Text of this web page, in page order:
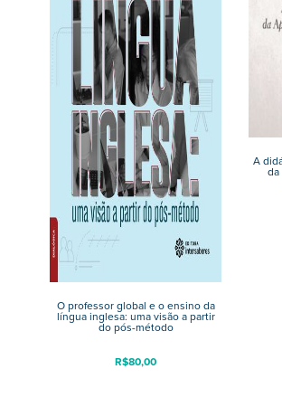
O professor global e o ensino da
língua inglesa: uma visão a partir
do pós-método
R$80,00
A